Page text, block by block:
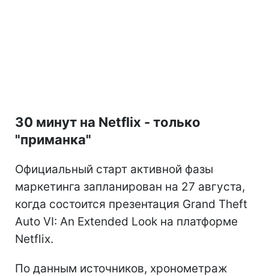
30 минут на Netflix - только
"приманка"
Официальный старт активной фазы
маркетинга запланирован на 27 августа,
когда состоится презентация Grand Theft
Auto VI: An Extended Look на платформе
Netflix.
По данным источников, хронометраж